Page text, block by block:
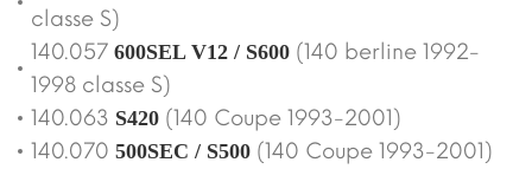
classe S)
140.057 600SEL V12 / S600 (140 berline 1992-
1998 classe S)
140.063 S420 (140 Coupe 1993-2001)
140.070 500SEC / S500 (140 Coupe 1993-2001)